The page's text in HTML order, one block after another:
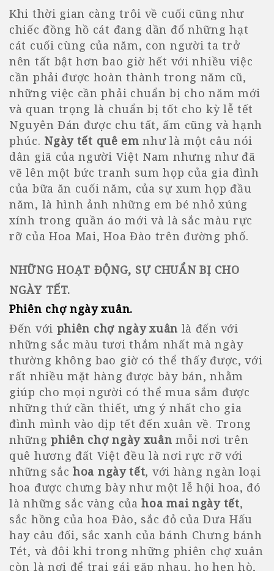
Khi thời gian càng trôi về cuối cũng như
chiếc đồng hồ cát đang dần đổ những hạt
cát cuối cùng của năm, con người ta trở
nên tất bật hơn bao giờ hết với nhiều việc
cần phải được hoàn thành trong năm cũ,
những việc cần phải chuẩn bị cho năm mới
và quan trọng là chuẩn bị tốt cho kỳ lễ tết
Nguyên Đán được chu tất, ấm cũng và hạnh
phúc. Ngày tết quê em như là một câu nói
dân giã của người Việt Nam nhưng như đã
vẽ lên một bức tranh sum họp của gia đình
của bữa ăn cuối năm, của sự xum họp đầu
năm, là hình ảnh những em bé nhỏ xúng
xính trong quần áo mới và là sắc màu rực
rỡ của Hoa Mai, Hoa Đào trên đường phố.
NHỮNG HOẠT ĐỘNG, SỰ CHUẨN BỊ CHO
NGÀY TẾT.
Phiên chợ ngày xuân.
Đến với phiên chợ ngày xuân là đến với
những sắc màu tươi thắm nhất mà ngày
thường không bao giờ có thể thấy được, với
rất nhiều mặt hàng được bày bán, nhằm
giúp cho mọi người có thể mua sắm được
những thứ cần thiết, ưng ý nhất cho gia
đình mình vào dịp tết đến xuân về. Trong
những phiên chợ ngày xuân mỗi nơi trên
quê hương đất Việt đều là nơi rực rỡ với
những sắc hoa ngày tết, với hàng ngàn loại
hoa được chưng bày như một lễ hội hoa, đó
là những sắc vàng củahoa mai ngày tết,
sắc hồng của hoa Đào, sắc đỏ của Dưa Hấu
hay câu đối, sắc xanh của bánh Chưng bánh
Tét, và đôi khi trong những phiên chợ xuân
còn là nơi để trai gái gặp nhau, họ hẹn hò,